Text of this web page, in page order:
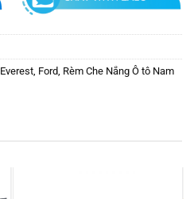
Everest, Ford Rèm Che Nắng Ô tô Nam